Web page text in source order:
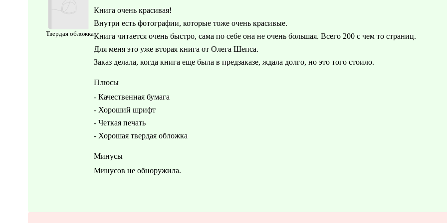
Твердая обложка
Книга очень красивая!
Внутри есть фотографии, которые тоже очень красивые.
Книга читается очень быстро, сама по себе она не очень большая. Всего 200 с чем то страниц.
Для меня это уже вторая книга от Олега Шепса.
Заказ делала, когда книга еще была в предзаказе, ждала долго, но это того стоило.
Плюсы
- Качественная бумага
- Хороший шрифт
- Четкая печать
- Хорошая твердая обложка
Минусы
Минусов не обноружила.